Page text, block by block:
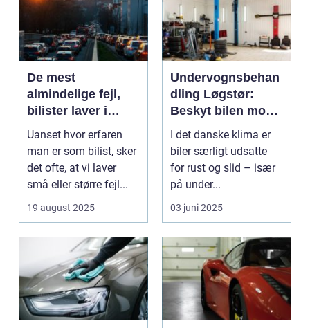
De mest
almindelige fejl,
bilister laver i
trafikken
Uanset hvor erfaren
man er som bilist, sker
det ofte, at vi laver
små eller større fejl...
19 august 2025
Undervognsbehan
dling Løgstør:
Beskyt bilen mod
rust og slid
I det danske klima er
biler særligt udsatte
for rust og slid – især
på under...
03 juni 2025